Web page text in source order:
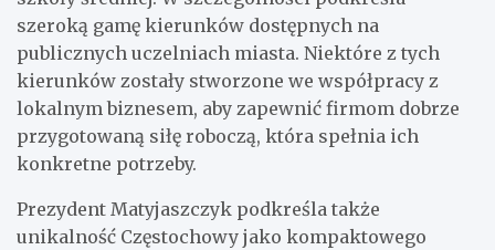
szeroką gamę kierunków dostępnych na
publicznych uczelniach miasta. Niektóre z tych
kierunków zostały stworzone we współpracy z
lokalnym biznesem, aby zapewnić firmom dobrze
przygotowaną siłę roboczą, która spełnia ich
konkretne potrzeby.
Prezydent Matyjaszczyk podkreśla także
unikalność Częstochowy jako kompaktowego